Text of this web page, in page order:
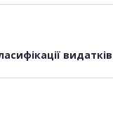
видатків